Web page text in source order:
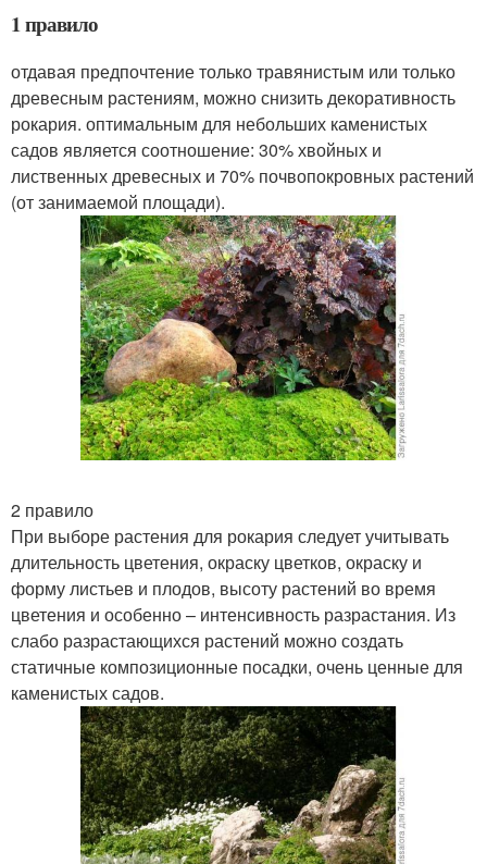
1 правило
отдавая предпочтение только травянистым или только
древесным растениям, можно снизить декоративность
рокария. оптимальным для небольших каменистых
садов является соотношение: 30% хвойных и
лиственных древесных и 70% почвопокровных растений
(от занимаемой площади).
2 правило
При выборе растения для рокария следует учитывать
длительность цветения, окраску цветков, окраску и
форму листьев и плодов, высоту растений во время
цветения и особенно – интенсивность разрастания. Из
слабо разрастающихся растений можно создать
статичные композиционные посадки, очень ценные для
каменистых садов.